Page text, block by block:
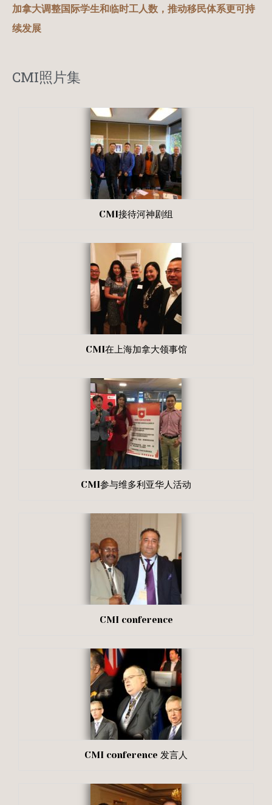
加拿大调整国际学生和临时工人数，推动移民体系更可持
续发展
CMI照片集
CMI接待河神剧组
CMI在上海加拿大领事馆
CMI参与维多利亚华人活动
CMI conference
CMI conference 发言人